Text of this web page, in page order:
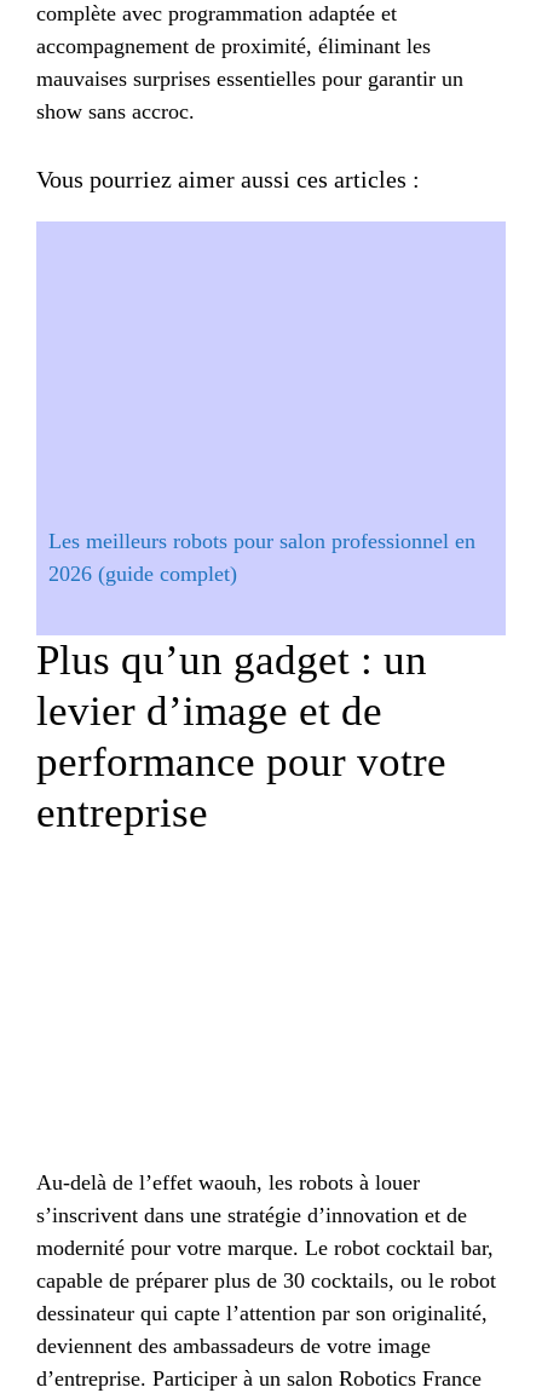
complète avec programmation adaptée et
accompagnement de proximité, éliminant les
mauvaises surprises essentielles pour garantir un
show sans accroc.
Vous pourriez aimer aussi ces articles :
Les meilleurs robots pour salon professionnel en
2026 (guide complet)
Plus qu’un gadget : un
levier d’image et de
performance pour votre
entreprise
Au-delà de l’effet waouh, les robots à louer
s’inscrivent dans une stratégie d’innovation et de
modernité pour votre marque. Le robot cocktail bar,
capable de préparer plus de 30 cocktails, ou le robot
dessinateur qui capte l’attention par son originalité,
deviennent des ambassadeurs de votre image
d’entreprise. Participer à un salon Robotics France